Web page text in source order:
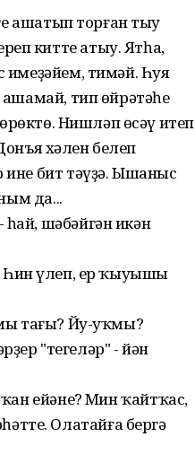
ашатып торған тыу
китте атыу. Ятһа,
имеҙәйем, тимәй. Һуя
тип өйрәтәһең
Нишләп өсәү итеп
хәлен белеп
бит тәүҙә. Ышаныс
да...
шәбәйгән икән
Һин үлеп, ер ҡыуышы
тағы? Йу-уҡмы?
"тегеләр" - йән
ейәнең? Мин ҡайтҡас,
Олатайға бергә